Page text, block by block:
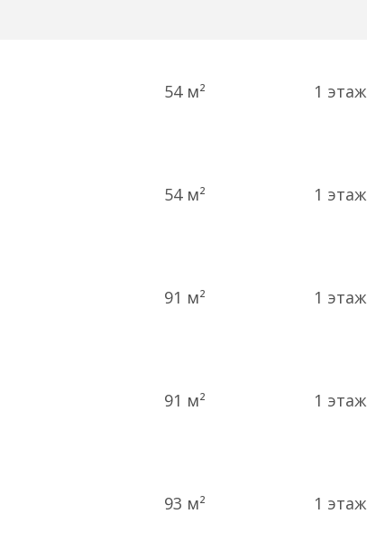
54 м² 1 этаж
54 м² 1 этаж
91 м² 1 этаж
91 м² 1 этаж
93 м² 1 этаж